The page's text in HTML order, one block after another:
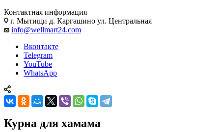
Контактная информация
г. Мытищи д. Каргашино ул. Центральная
info@wellmart24.com
Вконтакте
Telegram
YouTube
WhatsApp
Курна для хамама